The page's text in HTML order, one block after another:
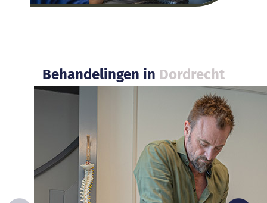
Behandelingen in Dordrecht